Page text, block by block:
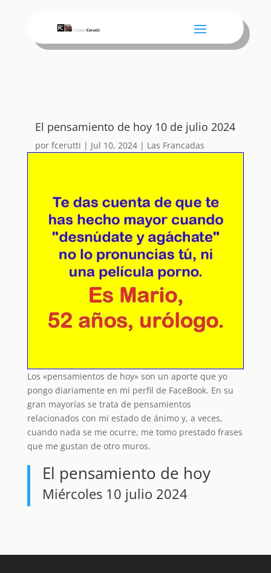
El pensamiento de hoy 10 de julio 2024
porfcerutti | Jul 10, 2024 | Las Francadas
Los «pensamientos de hoy» son un aporte que yo
pongo diariamente en mi perfil de FaceBook. En su
gran mayorías se trata de pensamientos
relacionados con mi estado de ánimo y, a veces,
cuando nada se me ocurre, me tomo prestado frases
que me gustan de otro muros.
El pensamiento de hoy
Miércoles 10 julio 2024